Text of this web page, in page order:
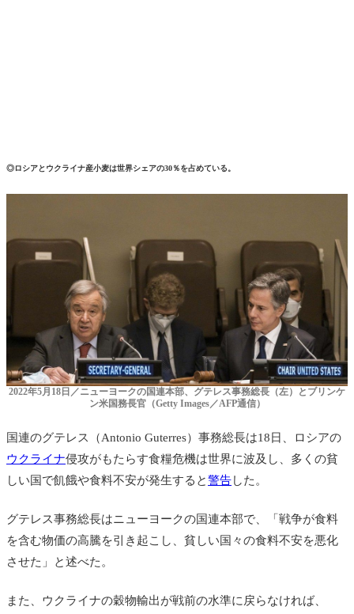
◎ロシアとウクライナ産小麦は世界シェアの30％を占めている。
2022年5月18日／ニューヨークの国連本部、グテレス事務総長（左）とブリンケ
ン米国務長官（Getty Images／AFP通信）
国連のグテレス（Antonio Guterres）事務総長は18日、ロシアの
ウクライナ侵攻がもたらす食糧危機は世界に波及し、多くの貧
しい国で飢餓や食料不安が発生すると警告した。
グテレス事務総長はニューヨークの国連本部で、「戦争が食料
を含む物価の高騰を引き起こし、貧しい国々の食料不安を悪化
させた」と述べた。
また、ウクライナの穀物輸出が戦前の水準に戻らなければ、